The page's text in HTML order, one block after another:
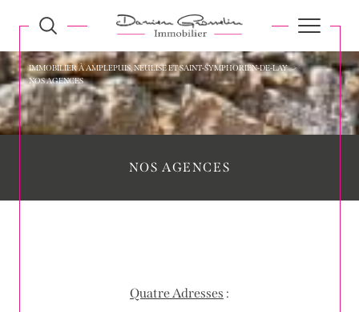
IMMOBILIER À AMPLEPUIS, NEULISE ET SAINT-SYMPHORIEN-DE-LAY
NOS AGENCES
NOS AGENCES
Quatre Adresses :